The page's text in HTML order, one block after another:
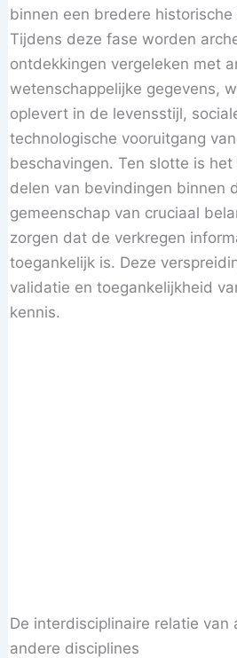
binnen een bredere
Tijdens deze fase worden
ontdekkingen vergeleken met
wetenschappelijke gegevens,
oplevert in de levensstijl,
technologische vooruitgang
beschavingen. Ten slotte is
delen van bevindingen binnen
gemeenschap van cruciaal
zorgen dat de verkregen
toegankelijk is. Deze
validatie en toegankelijkheid
kennis.
De interdisciplinaire relatie van
andere disciplines